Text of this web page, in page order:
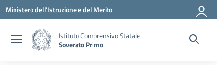
Vai ai contenuti
Vai al menu di navigazione
Vai al footer
Ministero dell'Istruzione e del Merito
Istituto Comprensivo Statale
Soverato Primo